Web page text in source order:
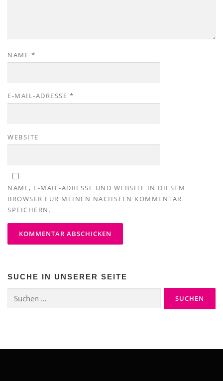
NAME *
E-MAIL-ADRESSE *
WEBSITE
NAME, E-MAIL-ADRESSE UND WEBSITE IN DIESEM
BROWSER FÜR MEINEN NÄCHSTEN KOMMENTAR
SPEICHERN.
SUCHE IN UNSERER SEITE
nach: